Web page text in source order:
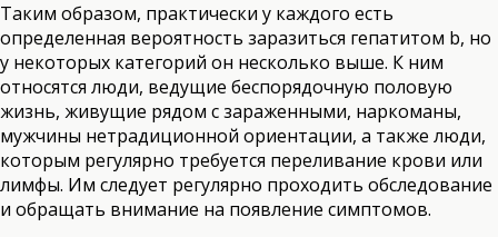
Таким образом, практически у каждого есть
определенная вероятность заразиться гепатитом b, но
у некоторых категорий он несколько выше. К ним
относятся люди, ведущие беспорядочную половую
жизнь, живущие рядом с зараженными, наркоманы,
мужчины нетрадиционной ориентации, а также люди,
которым регулярно требуется переливание крови или
лимфы. Им следует регулярно проходить обследование
и обращать внимание на появление симптомов.